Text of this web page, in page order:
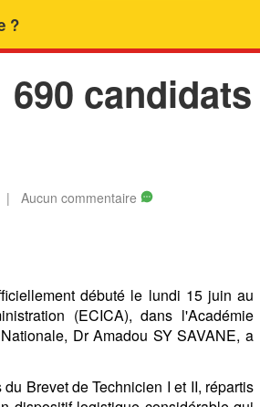
?
690 candidats
| Aucun commentaire
débuté le lundi 15 juin au
(ECICA), dans l'Académie
Dr Amadou SY SAVANE, a
Brevet de Technicien I et II, répartis